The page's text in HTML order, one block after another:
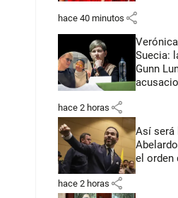
hace 40 minutos share
Suecia:
Gunn
hace 2 horas share
Así será
el orden
hace 2 horas share